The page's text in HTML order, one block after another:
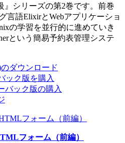
』シリーズの第2巻です。前巻
言語ElixirとWebアプリケーショ
の学習を並行的に進めていき
という簡易予約表管理システ
ダウンロード
ック版を購入
バック版の購入
フォーム（前編）